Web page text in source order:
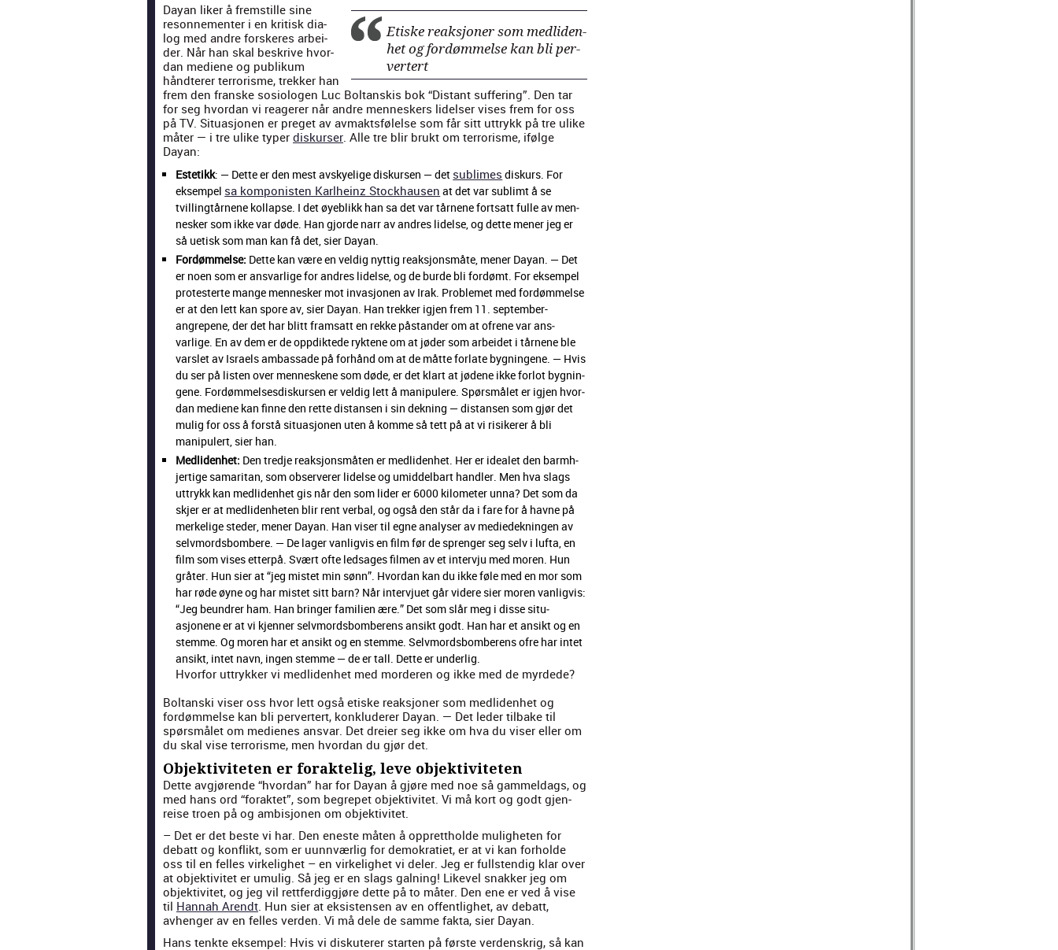
Etiske reak­sjon­er som medli­den­
het og fordøm­melse kan bli per­
vert­ert
Dayan lik­er å frem­stille sine
reson­nementer i en kri­tisk dia­
log med andre forskeres arbei­
der. Når han skal beskrive hvor­
dan medi­ene og pub­likum
håndter­er ter­ror­isme, trekker han
frem den franske sosi­olo­gen Luc Boltan­skis bok “Dis­tant suf­fer­ing”. Den tar
for seg hvor­dan vi rea­ger­er når andre men­neskers lidelser vis­es frem for oss
på TV. Situ­asjo­nen er preget av avmak­ts­følelse som får sitt uttrykk på tre ulike
måter — i tre ulike typer diskurs­er . Alle tre blir brukt om ter­ror­isme, ifølge
Dayan:
Estetikk: — Dette er den mest avskyelige diskursen — det sub­limes diskurs. For
eksem­pel sa kom­pon­is­ten Karl­heinz Stock­hausen at det var sub­limt å se
tvillingtårnene kol­lapse. I det øye­b­likk han sa det var tårnene fort­satt fulle av men­
nesker som ikke var døde. Han gjorde narr av andres lidelse, og dette men­er jeg er
så uetisk som man kan få det, sier Dayan.
Fordøm­melse: Dette kan være en veldig nyt­tig reak­sjon­s­måte, men­er Dayan. — Det
er noen som er ans­varlige for andres lidelse, og de burde bli fordømt. For eksem­pel
pro­test­erte mange men­nesker mot invasjo­nen av Irak. Prob­lemet med fordøm­melse
er at den lett kan spore av, sier Dayan. Han trekker igjen frem 11. sep­tem­ber-
angrepene, der det har blitt fram­satt en rekke pås­tander om at ofrene var ans­
varlige. En av dem er de oppdik­t­ede ryk­tene om at jøder som arbei­det i tårnene ble
varslet av Israels ambas­sade på forhånd om at de måtte for­late bygnin­gene. — Hvis
du ser på lis­ten over men­neskene som døde, er det klart at jødene ikke for­lot bygnin­
gene. Fordøm­melses­diskursen er veldig lett å manip­ulere. Spørsmålet er igjen hvor­
dan medi­ene kan finne den rette dis­tansen i sin dekn­ing — dis­tansen som gjør det
mulig for oss å forstå situ­asjo­nen uten å komme så tett på at vi risik­er­er å bli
manip­ulert, sier han.
Medli­den­het: Den tred­je reak­sjon­s­måten er medli­den­het. Her er ide­alet den barmh­
jer­tige samar­i­tan, som observer­er lidelse og umid­del­bart han­dler. Men hva slags
uttrykk kan medli­den­het gis når den som lid­er er 6000 kilo­me­ter unna? Det som da
skjer er at medli­den­heten blir rent ver­bal, og også den står da i fare for å havne på
merke­lige sted­er, men­er Dayan. Han vis­er til egne analyser av mediedeknin­gen av
selv­mords­bombere. — De lager van­ligvis en film før de sprenger seg selv i lufta, en
film som vis­es etter­på. Svært ofte led­sages fil­men av et inter­vju med moren. Hun
gråter. Hun sier at “jeg mis­tet min sønn”. Hvor­dan kan du ikke føle med en mor som
har røde øyne og har mis­tet sitt barn? Når inter­vjuet går videre sier moren van­ligvis:
“Jeg beun­dr­er ham. Han bringer fam­i­lien ære.” Det som slår meg i disse situ­
asjonene er at vi kjen­ner selv­mords­bomberens ansikt godt. Han har et ansikt og en
stemme. Og moren har et ansikt og en stemme. Selv­mords­bomberens ofre har intet
ansikt, intet navn, ingen stemme — de er tall. Dette er under­lig.
Hvor­for uttrykker vi medli­den­het med morderen og ikke med de myrd­ede?
Boltan­s­ki vis­er oss hvor lett også etiske reak­sjon­er som medli­den­het og
fordøm­melse kan bli per­vert­ert, kon­klud­er­er Dayan. — Det led­er tilbake til
spørsmålet om medi­enes ans­var. Det dreier seg ikke om hva du vis­er eller om
du skal vise ter­ror­isme, men hvor­dan du gjør det.
Objektiviteten er foraktelig, leve objektiviteten
Dette avgjørende “hvor­dan” har for Dayan å gjøre med noe så gam­meldags, og
med hans ord “forak­tet”, som begrepet objek­tivitet. Vi må kort og godt gjen­
reise troen på og ambisjo­nen om objek­tivitet.
– Det er det beste vi har. Den eneste måten å oppret­tholde muligheten for
debatt og kon­flikt, som er uun­nværlig for demokrati­et, er at vi kan forholde
oss til en felles virke­lighet – en virke­lighet vi del­er. Jeg er full­s­tendig klar over
at objek­tivitet er umulig. Så jeg er en slags gal­ning! Likev­el snakker jeg om
objek­tivitet, og jeg vil ret­tfer­dig­gjøre dette på to måter. Den ene er ved å vise
til Han­nah Arendt . Hun sier at eksis­tensen av en offent­lighet, av debatt,
avhenger av en felles ver­den. Vi må dele de samme fak­ta, sier Dayan.
Hans tenk­te eksem­pel: Hvis vi diskuter­er starten på første ver­den­skrig, så kan